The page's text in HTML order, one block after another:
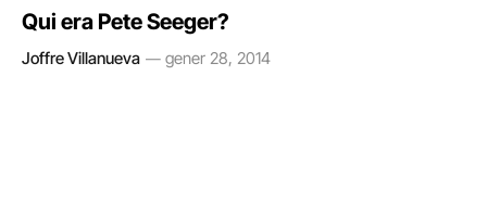
Qui era Pete Seeger?
Joffre Villanueva gener 28, 2014